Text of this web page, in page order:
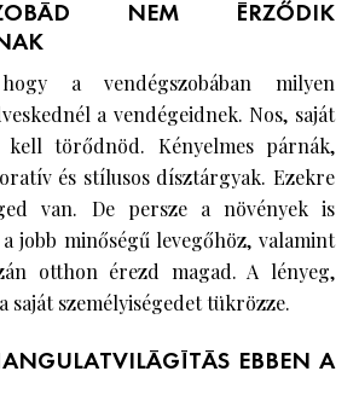
NEM ÉRZŐDIK
a vendégszobában milyen
a vendégeidnek. Nos, saját
törődnöd. Kényelmes párnák,
és stílusos dísztárgyak. Ezekre
van. De persze a növények is
jobb minőségű levegőhöz, valamint
otthon érezd magad. A lényeg,
saját személyiségedet tükrözze.
EBBEN A